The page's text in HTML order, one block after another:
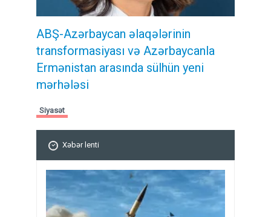
ABŞ-Azərbaycan əlaqələrinin
transformasiyası və Azərbaycanla
Ermənistan arasında sülhün yeni
mərhələsi
Siyasət
Xəbər lenti